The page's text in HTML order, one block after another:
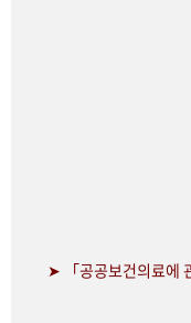
➤ 「공공보건의료에